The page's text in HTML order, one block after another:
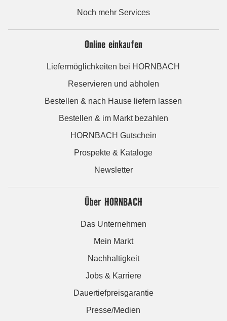
Noch mehr Services
Online einkaufen
Liefermöglichkeiten bei HORNBACH
Reservieren und abholen
Bestellen & nach Hause liefern lassen
Bestellen & im Markt bezahlen
HORNBACH Gutschein
Prospekte & Kataloge
Newsletter
Über HORNBACH
Das Unternehmen
Mein Markt
Nachhaltigkeit
Jobs & Karriere
Dauertiefpreisgarantie
Presse/Medien